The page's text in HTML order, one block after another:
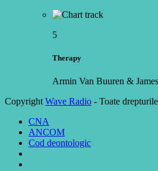
5
Therapy
Armin Van Buuren &
Copyright Wave Radio - Toate
CNA
ANCOM
Cod deontologic